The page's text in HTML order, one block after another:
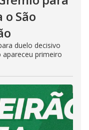
São
duelo decisivo
apareceu primeiro